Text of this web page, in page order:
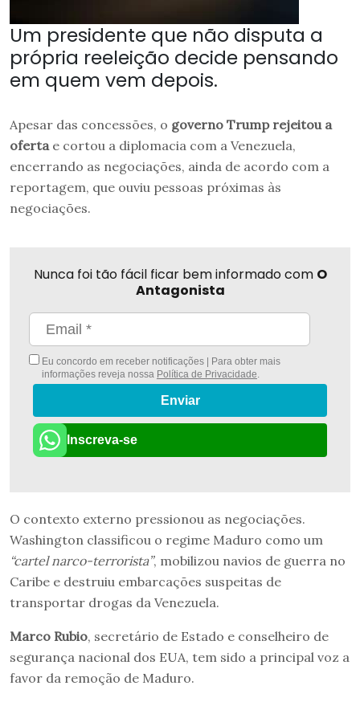
Um presidente que não disputa a
própria reeleição decide pensando
em quem vem depois.
Apesar das concessões, o governo Trump rejeitou a
ofertae cortou a diplomacia com a Venezuela,
encerrando as negociações, ainda de acordo com a
reportagem, que ouviu pessoas próximas às
negociações.
Nunca foi tão fácil ficar bem informado com O
Antagonista
Eu concordo em receber notificações | Para obter mais
informações reveja nossa Política de Privacidade.
Enviar
Inscreva-se
O contexto externo pressionou as negociações.
Washington classificou o regime Maduro como um
“cartel narco-terrorista”, mobilizou navios de guerra no
Caribe e destruiu embarcações suspeitas de
transportar drogas da Venezuela.
Marco Rubio, secretário de Estado e conselheiro de
segurança nacional dos EUA, tem sido a principal voz a
favor da remoção de Maduro.